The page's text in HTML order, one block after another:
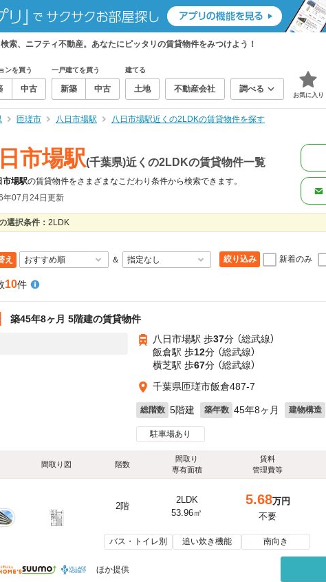
索、ニフティ不動産。あなたにピッタリの賃貸物件をみつけよう！
ンを買う
中古
一戸建てを買う
新築 中古
建てる
土地 不動産会社 調べる
お気に入り
匝瑳市 八日市場駅 八日市場駅近くの2LDKの賃貸物件を探す
市場駅(千葉県)近くの2LDKの賃貸物件一覧
市場駅の賃貸物件をさまざまなこだわり条件から検索できます。
年07月24日更新
選択条件： 2LDK
え ＆ 絞り込み 新着のみ
10件
築45年8ヶ月 5階建の賃貸物件
八日市場駅 歩37分 （総武線）
飯倉駅 歩12分 （総武線）
横芝駅 歩67分 （総武線）
千葉県匝瑳市飯倉487-7
総階数 5階建 築年数 45年8ヶ月 建物構造
駐車場あり
間取り図 階数
間取り
専有面積
賃料
管理費等
2階
2LDK
53.96㎡
5.68万円
不要
バス・トイレ別 追い炊き機能 南向き
ほか提供